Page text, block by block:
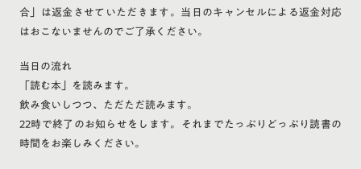
合」は返金させていただきます。当日のキャンセルによる返金対応
はおこないませんのでご了承ください。
当日の流れ
「読む本」を読みます。
飲み食いしつつ、ただただ読みます。
22時で終了のお知らせをします。それまでたっぷりどっぷり読書の
時間をお楽しみください。